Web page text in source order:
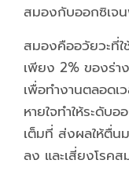
สมองกับออกซิเจ
สมองคืออวัยวะที่
เพียง 2% ของร่า
เพื่อทำงานตลอดเ
หายใจทำให้ระดั
เต็มที่ ส่งผลให้ตื่น
ลง และเสี่ยงโรคส